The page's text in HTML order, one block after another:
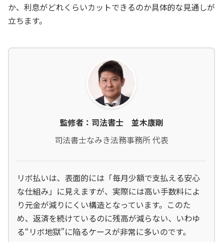
か、利息がどれくらいカットできるのか具体的な見通しが
立ちます。
監修者：司法書士 並木康剛
司法書士なみき法務事務所 代表
リボ払いは、表面的には「毎月少額で支払える安心
な仕組み」に見えますが、実際には高い手数料によ
り元金が減りにくい構造となっています。このた
め、返済を続けているのに残高が減らない、いわゆ
る“リボ地獄”に陥るケースが非常に多いのです。